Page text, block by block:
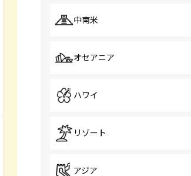
中南米
オセアニア
ハワイ
リゾート
アジア